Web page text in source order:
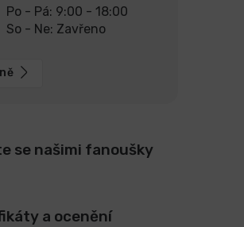
Po - Pá: 9:00 - 18:00
So - Ne: Zavřeno
se našimi fanoušky
a ocenění